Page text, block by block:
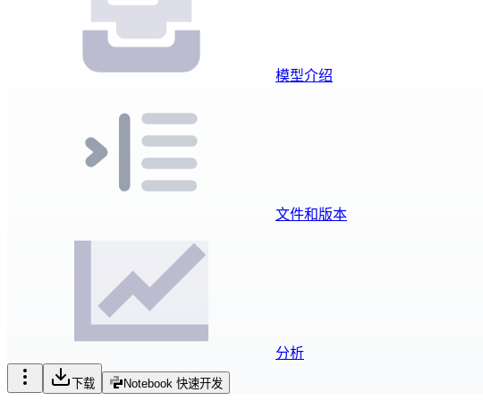
模型介绍
文件和版本
分析
下载 Notebook 快速开发